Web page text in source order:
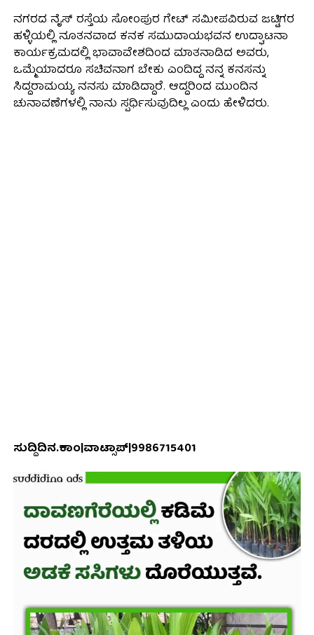
ನಗರದ ನೈಸ್ ರಸ್ತೆಯ ಸೋಂಪುರ ಗೇಟ್ ಸಮೀಪವಿರುವ ಜಟ್ಟಿಗರ
ಹಳ್ಳಿಯಲ್ಲಿ ನೂತನವಾದ ಕನಕ ಸಮುದಾಯಭವನ ಉದ್ಘಾಟನಾ
ಕಾರ್ಯಕ್ರಮದಲ್ಲಿ ಭಾವಾವೇಶದಿಂದ ಮಾತನಾಡಿದ ಅವರು,
ಒಮ್ಮೆಯಾದರೂ ಸಚಿವನಾಗ ಬೇಕು ಎಂದಿದ್ದ ನನ್ನ ಕನಸನ್ನು
ಸಿದ್ದರಾಮಯ್ಯ ನನಸು ಮಾಡಿದ್ದಾರೆ. ಆದ್ದರಿಂದ ಮುಂದಿನ
ಚುನಾವಣೆಗಳಲ್ಲಿ ನಾನು ಸ್ಪರ್ಧಿಸುವುದಿಲ್ಲ ಎಂದು ಹೇಳಿದರು.
ಸುದ್ದಿದಿನ.ಕಾಂ|ವಾಟ್ಸಾಪ್|9986715401